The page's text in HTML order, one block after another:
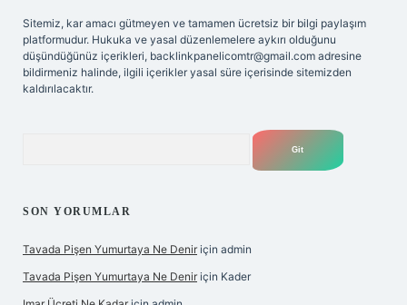
Sitemiz, kar amacı gütmeyen ve tamamen ücretsiz bir bilgi paylaşım
platformudur. Hukuka ve yasal düzenlemelere aykırı olduğunu
düşündüğünüz içerikleri, backlinkpanelicomtr@gmail.com adresine
bildirmeniz halinde, ilgili içerikler yasal süre içerisinde sitemizden
kaldırılacaktır.
SON YORUMLAR
Tavada Pişen Yumurtaya Ne Denir için admin
Tavada Pişen Yumurtaya Ne Denir için Kader